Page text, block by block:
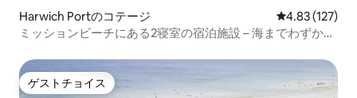
Harwich Portのコテージ レビュー127
4.83 (127)
ミッションビーチにある2寝室の宿泊施設 – 海までわずか30
ゲストチョイス
ゲストチョイス